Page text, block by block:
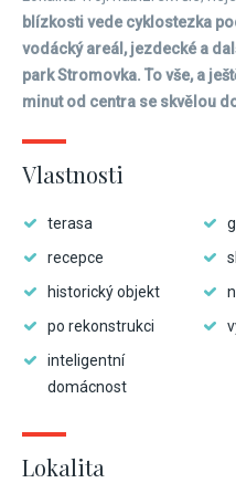
blízkosti vede cyklostezka
vodácký areál, jezdecké a
park Stromovka. To vše, a
minut od centra se skvělou
Vlastnosti
terasa
recepce
historický objekt
po rekonstrukci
inteligentní
domácnost
Lokalita